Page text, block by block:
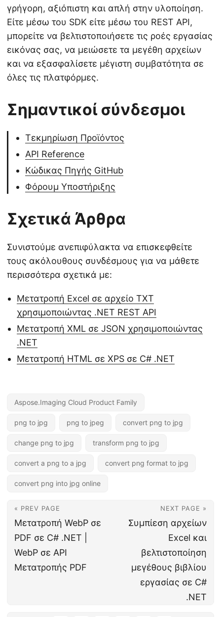
γρήγορη, αξιόπιστη και απλή στην υλοποίηση.
Είτε μέσω του SDK είτε μέσω του REST API,
μπορείτε να βελτιστοποιήσετε τις ροές εργασίας
εικόνας σας, να μειώσετε τα μεγέθη αρχείων
και να εξασφαλίσετε μέγιστη συμβατότητα σε
όλες τις πλατφόρμες.
Σημαντικοί σύνδεσμοι
Τεκμηρίωση Προϊόντος
API Reference
Κώδικας Πηγής GitHub
Φόρουμ Υποστήριξης
Σχετικά Άρθρα
Συνιστούμε ανεπιφύλακτα να επισκεφθείτε
τους ακόλουθους συνδέσμους για να μάθετε
περισσότερα σχετικά με:
Μετατροπή Excel σε αρχείο TXT
χρησιμοποιώντας .NET REST API
Μετατροπή XML σε JSON χρησιμοποιώντας
.NET
Μετατροπή HTML σε XPS σε C# .NET
Aspose.Imaging Cloud Product Family
png to jpg png to jpeg convert png to jpg
change png to jpg transform png to jpg
convert a png to a jpg convert png format to jpg
convert png into jpg online
« PREV PAGE
Μετατροπή WebP σε
PDF σε C# .NET |
WebP σε API
Μετατροπής PDF
NEXT PAGE »
Συμπίεση αρχείων
Excel και
βελτιστοποίηση
μεγέθους βιβλίου
εργασίας σε C#
.NET